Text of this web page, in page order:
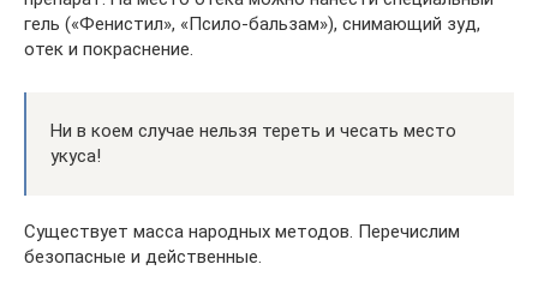
гель («Фенистил», «Псило-бальзам»), снимающий зуд,
отек и покраснение.
Ни в коем случае нельзя тереть и чесать место
укуса!
Существует масса народных методов. Перечислим
безопасные и действенные.